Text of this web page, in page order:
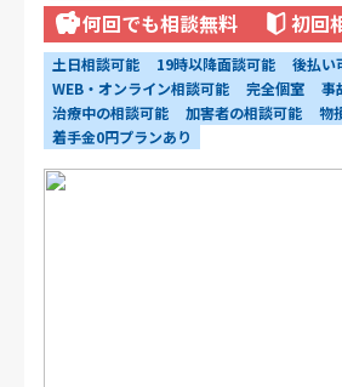
何回でも相談無料 初回
土日相談可能 19時以降面談可能 後払い
WEB・オンライン相談可能
完全個室
事
治療中の相談可能
加害者の相談可能
物
着手金0円プランあり